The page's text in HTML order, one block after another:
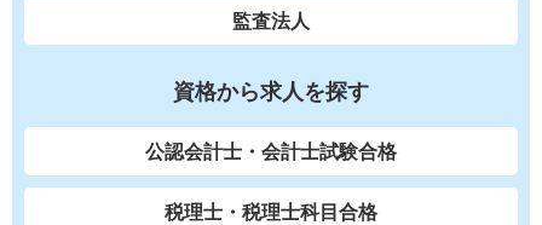
監査法人
資格から求人を探す
公認会計士・会計士試験合格
税理士・税理士科目合格